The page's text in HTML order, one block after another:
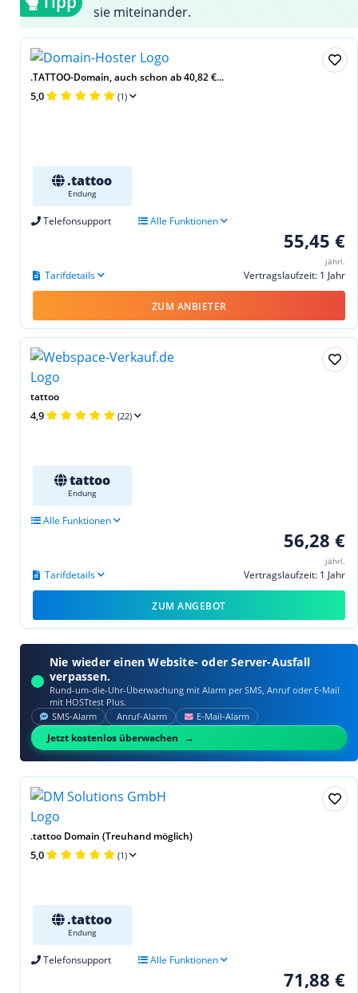
sie miteinander.
.TATTOO-Domain, auch schon ab 40,82 €...
5,0 (1)
.tattoo
Endung
Telefonsupport Alle Funktionen
55,45 €
jährl.
Vertragslaufzeit: 1 Jahr
Tarifdetails
ZUM ANBIETER
tattoo
4,9 (22)
tattoo
Endung
Alle Funktionen
56,28 €
jährl.
Vertragslaufzeit: 1 Jahr
Tarifdetails
ZUM ANGEBOT
Nie wieder einen Website- oder Server-Ausfall
verpassen.
Rund-um-die-Uhr-Überwachung mit Alarm per SMS, Anruf oder E‑Mail
mit HOSTtest Plus.
SMS‑Alarm Anruf‑Alarm E‑Mail‑Alarm
Jetzt kostenlos überwachen
.tattoo Domain (Treuhand möglich)
5,0 (1)
.tattoo
Endung
Telefonsupport Alle Funktionen
71,88 €